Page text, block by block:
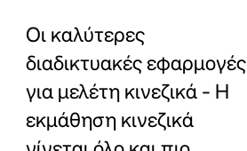
Οι καλύτερες
διαδικτυακές εφαρμογές
για μελέτη κινεζικά - Η
εκμάθηση κινεζικά